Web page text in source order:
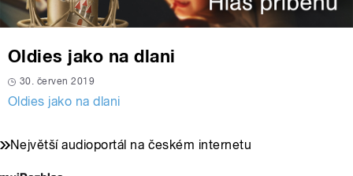
Oldies jako na dlani
30. červen 2019
Oldies jako na dlani
Největší audioportál na českém internetu